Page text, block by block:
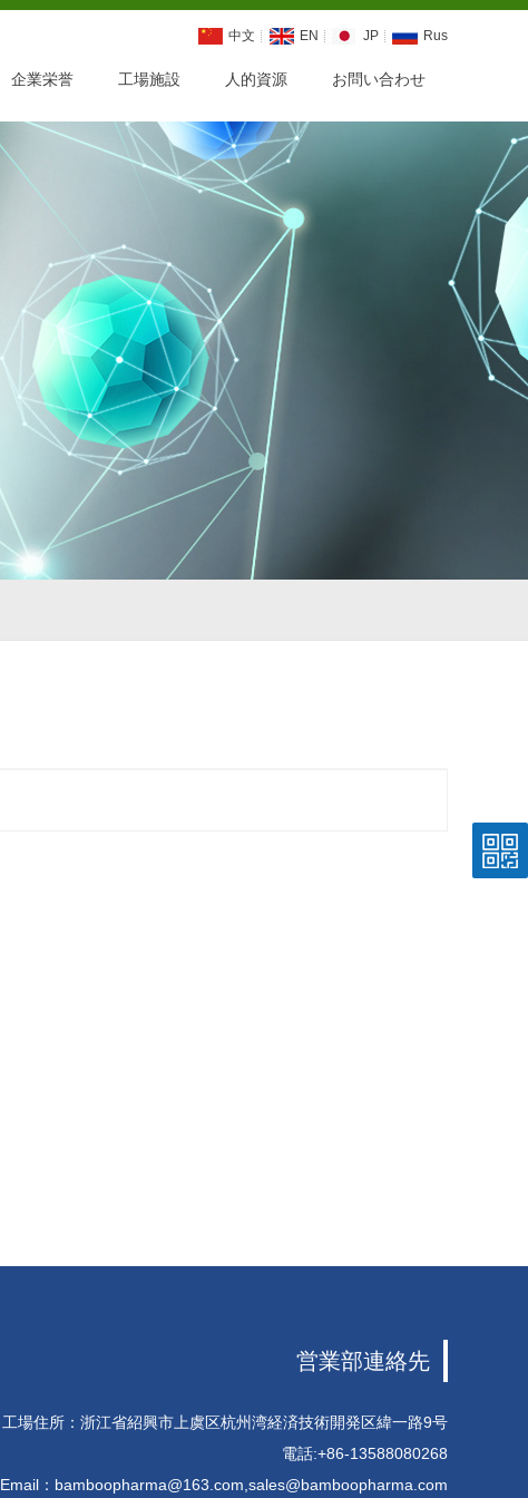
中文 EN JP Rus
企業栄誉 工場施設 人的資源 お問い合わせ
営業部連絡先
工場住所：浙江省紹興市上虞区杭州湾経済技術開発区緯一路9号
電話:+86-13588080268
Email： bamboopharma@163.com sales@bamboopharma.com